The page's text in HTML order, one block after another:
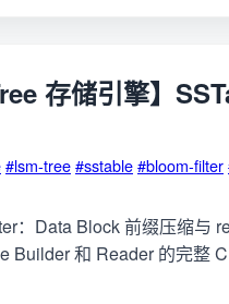
存储引擎】
#lsm-tree#sstable#bloom-filter
：Data Block 前缀压缩与
Builder 和 Reader 的完整